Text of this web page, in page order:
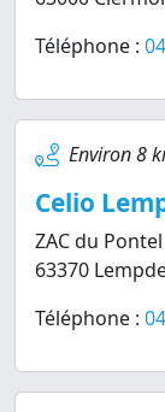
Téléphone :
Environ 8
Celio
ZAC du Pontel
63370
Téléphone :